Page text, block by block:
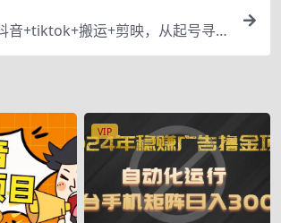
音+tiktok+搬运+剪映，从起号寻
！
VIP